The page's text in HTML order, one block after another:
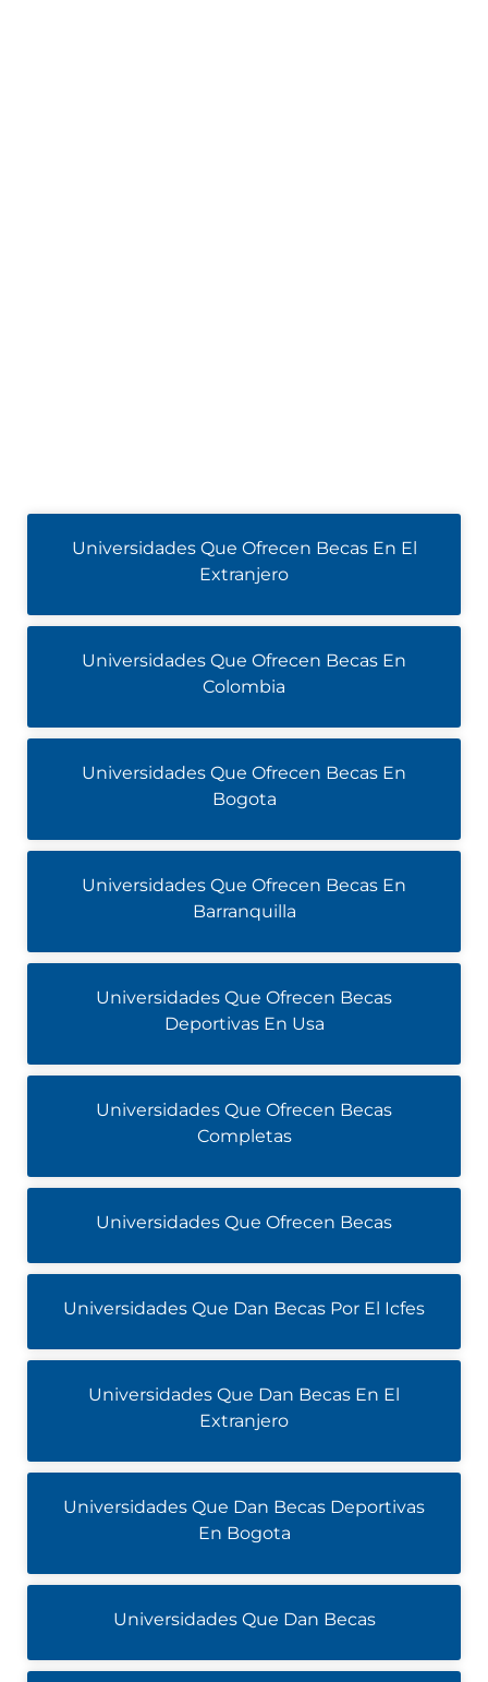
Universidades Que Ofrecen Becas En El
Extranjero
Universidades Que Ofrecen Becas En
Colombia
Universidades Que Ofrecen Becas En
Bogota
Universidades Que Ofrecen Becas En
Barranquilla
Universidades Que Ofrecen Becas
Deportivas En Usa
Universidades Que Ofrecen Becas
Completas
Universidades Que Ofrecen Becas
Universidades Que Dan Becas Por El Icfes
Universidades Que Dan Becas En El
Extranjero
Universidades Que Dan Becas Deportivas
En Bogota
Universidades Que Dan Becas